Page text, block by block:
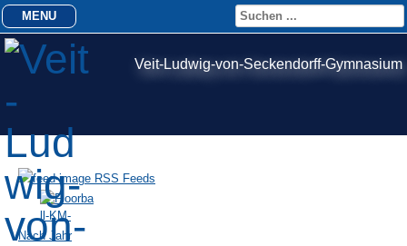
Veit-Ludwig-von-Seckendorff-Gymnasium
MENU
RSS Feeds
Nach Jahr